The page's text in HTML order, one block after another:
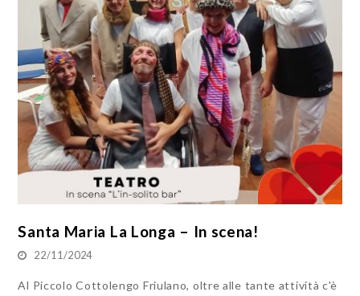
Santa Maria La Longa – In scena!
22/11/2024
Al Piccolo Cottolengo Friulano, oltre alle tante attività c'è